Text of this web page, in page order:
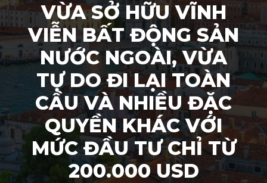
VỪA SỞ HỮU VĨNH
VIỄN BẤT ĐỘNG SẢN
NƯỚC NGOÀI, VỪA
TỰ DO ĐI LẠI TOÀN
CẦU VÀ NHIỀU ĐẶC
QUYỀN KHÁC VỚI
MỨC ĐẦU TƯ CHỈ TỪ
200.000 USD